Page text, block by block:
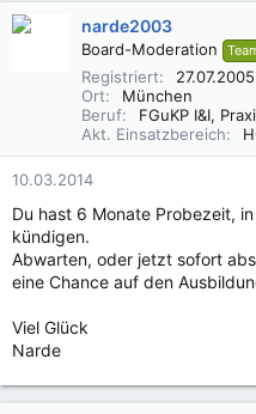
narde2003
Board-Moderation
Registriert 27.07.2005
Ort
München
Beruf
Akt. Einsatzbereich
10.03.2014
Du hast 6 Monate Probezeit,
kündigen.
Abwarten, oder jetzt sofort
eine Chance auf den
Viel Glück
Narde